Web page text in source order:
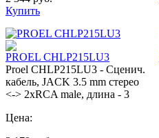
Купить
PROEL CHLP215LU3
Proel CHLP215LU3 - Сценич.
кабель, JACK 3.5 mm стерео
<-> 2хRCA male, длина - 3
Цена: